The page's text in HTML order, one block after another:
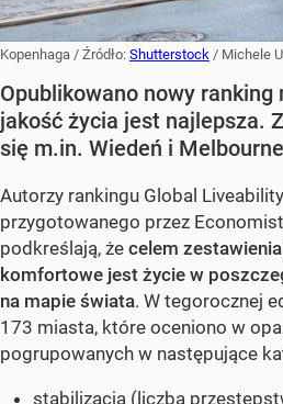
Kopenhaga / Źródło: Shutterstock / Michele
Opublikowano nowy ranking
jakość życia jest najlepsza.
się m.in. Wiedeń i
Autorzy rankingu Global
przygotowanego przez
podkreślają, że celem
komfortowe jest życie w
na mapie świata. W tegorocznej
173 miasta, które oceniono w
pogrupowanych w następujące
stabilizacja (liczba